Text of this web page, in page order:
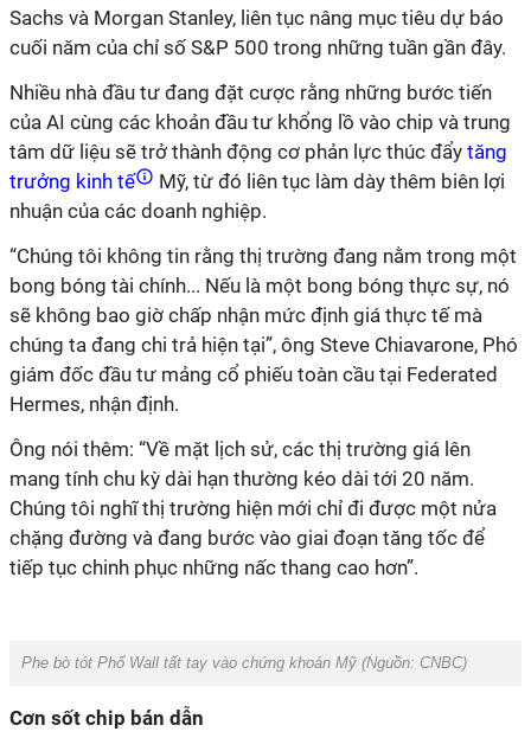
Sachs và Morgan Stanley, liên tục nâng mục tiêu dự báo
cuối năm của chỉ số S&P 500 trong những tuần gần đây.
Nhiều nhà đầu tư đang đặt cược rằng những bước tiến
của AI cùng các khoản đầu tư khổng lồ vào chip và trung
tâm dữ liệu sẽ trở thành động cơ phản lực thúc đẩy tăng
trưởng kinh tế
Mỹ, từ đó liên tục làm dày thêm biên lợi
nhuận của các doanh nghiệp.
“Chúng tôi không tin rằng thị trường đang nằm trong một
bong bóng tài chính... Nếu là một bong bóng thực sự, nó
sẽ không bao giờ chấp nhận mức định giá thực tế mà
chúng ta đang chi trả hiện tại”, ông Steve Chiavarone, Phó
giám đốc đầu tư mảng cổ phiếu toàn cầu tại Federated
Hermes, nhận định.
Ông nói thêm: “Về mặt lịch sử, các thị trường giá lên
mang tính chu kỳ dài hạn thường kéo dài tới 20 năm.
Chúng tôi nghĩ thị trường hiện mới chỉ đi được một nửa
chặng đường và đang bước vào giai đoạn tăng tốc để
tiếp tục chinh phục những nấc thang cao hơn”.
Phe bò tót Phố Wall tất tay vào chứng khoán Mỹ (Nguồn: CNBC)
Cơn sốt chip bán dẫn